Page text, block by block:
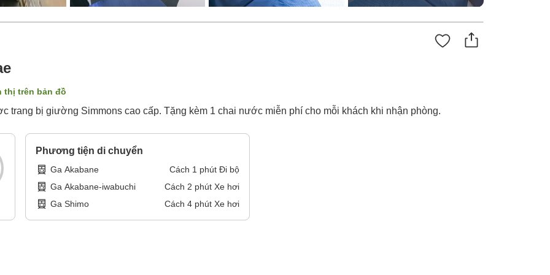
thị trên bản đồ
trang bị giường Simmons cao cấp. Tặng kèm 1 chai nước miễn phí cho mỗi khách khi nhận phòng.
Phương tiện di chuyển
Ga Akabane Cách 1 phút Đi bộ
Ga Akabane-iwabuchi
Cách 2 phút Xe hơi
Ga Shimo
Cách 4phút Xe hơi